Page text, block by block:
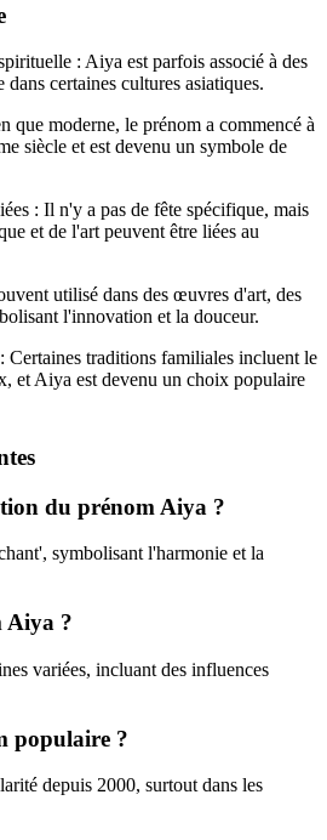
: Aiya est parfois associé à des
dans certaines cultures asiatiques.
que moderne, le prénom a commencé à
siècle et est devenu un symbole de
: Il n'y a pas de fête spécifique, mais
et de l'art peuvent être liées au
utilisé dans des œuvres d'art, des
l'innovation et la douceur.
Certaines traditions familiales incluent le
et Aiya est devenu un choix populaire
du prénom Aiya ?
symbolisant l'harmonie et la
Aiya ?
variées, incluant des influences
populaire ?
depuis 2000, surtout dans les